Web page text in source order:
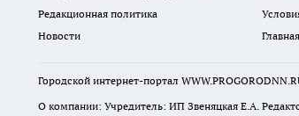
Редакционная политика
Новости
Главная
Городской интернет-портал
О компании: Учредитель: ИП Звеняцкая Е.А.